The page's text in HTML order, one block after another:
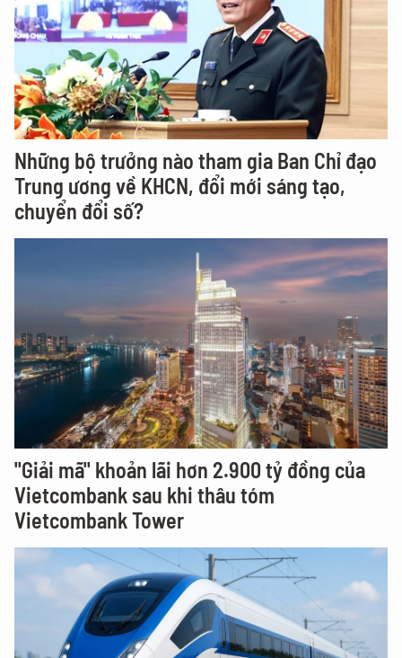
Những bộ trưởng nào tham gia Ban Chỉ đạo
Trung ương về KHCN, đổi mới sáng tạo,
chuyển đổi số?
"Giải mã" khoản lãi hơn 2.900 tỷ đồng của
Vietcombank sau khi thâu tóm
Vietcombank Tower